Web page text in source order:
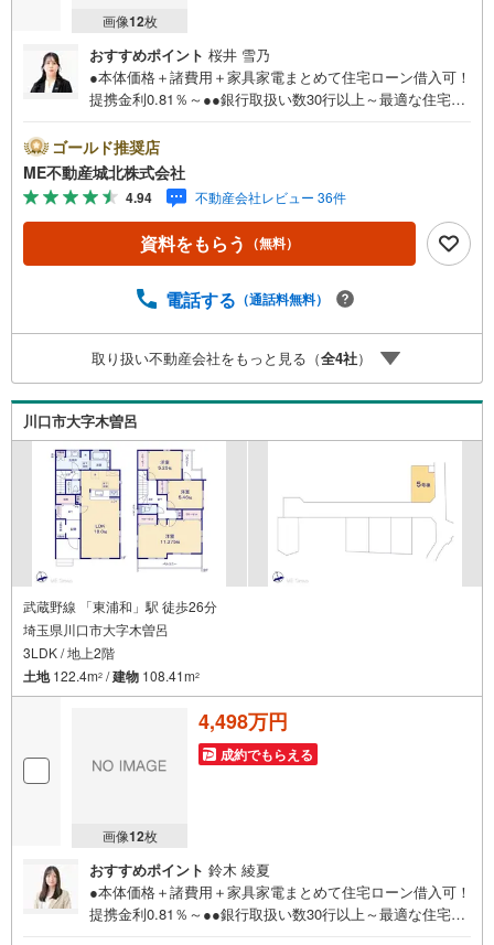
画像12枚
おすすめポイント 桜井 雪乃
●本体価格＋諸費用＋家具家電まとめて住宅ローン借入可！
提携金利0.81％～●●銀行取扱い数30行以上～最適な住宅ロ
多数ございます！（1）勤続年数1ヶ月（2）自己資金0円
（3）産休/育休/契約社員/派遣社員/アルバイト/パート/独
身/自営業/経営者（4）延滞、滞納、個信アウト対応可
（5）収入合算や親子ローン（6）金融機関の借入まとめ
等、家具、家電、引越し費用等おまとめローン（7）永住権
無、持病あり、持ち家残債有でも相談可能●3つの安心サポ
頂けます。2.FPソフトを使用しマイホーム購入の資金計
に安心を提案します。3.どんなに信用のある建築会社でも
ご自分の目で確認することは重要ですよね。弊社は特殊機
材を使用してインスペクションを実施します。
ゴールド推奨店
ME不動産城北株式会社
4.94 不動産会社レビュー 36件
資料をもらう （無料）
電話する （通話料無料）
取り扱い不動産会社をもっと見る（全4社）
川口市大字木曽呂
武蔵野線 「東浦和」駅 徒歩26分
埼玉県川口市大字木曽呂
3LDK / 地上2階
土地122.4m2 /建物 108.41m2
画像12枚
4,498万円
成約でもらえる
おすすめポイント 鈴木 綾夏
●本体価格＋諸費用＋家具家電まとめて住宅ローン借入可！
提携金利0.81％～●●銀行取扱い数30行以上～最適な住宅ロ